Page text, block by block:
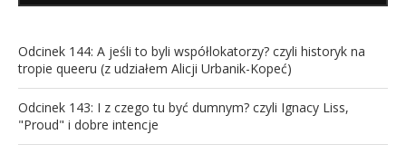
Odcinek 144: A jeśli to byli współlokatorzy? czyli historyk na
tropie queeru (z udziałem Alicji Urbanik-Kopeć)
Odcinek 143: I z czego tu być dumnym? czyli Ignacy Liss,
"Proud" i dobre intencje